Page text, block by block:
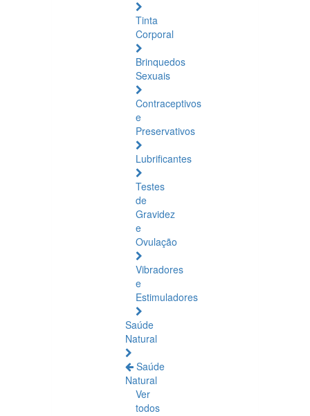
Tinta
Corporal
Brinquedos
Sexuais
Contraceptivos
e
Preservativos
Lubrificantes
Testes
de
Gravidez
e
Ovulação
Vibradores
e
Estimuladores
Saúde
Natural
Saúde
Natural
Ver
todos